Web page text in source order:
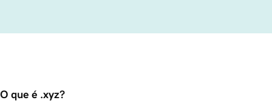
O que é .xyz?